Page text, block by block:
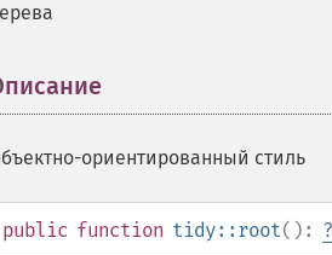
ориентированный стиль
public function tidy::root(): ?